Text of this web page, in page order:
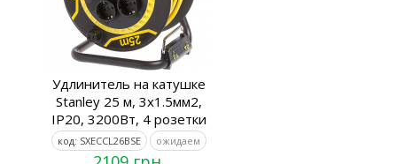
Удлинитель на катушке
Stanley 25 м, 3x1.5мм2,
IP20, 3200Вт, 4 розетки
код: SXECCL26BSE ожидаем